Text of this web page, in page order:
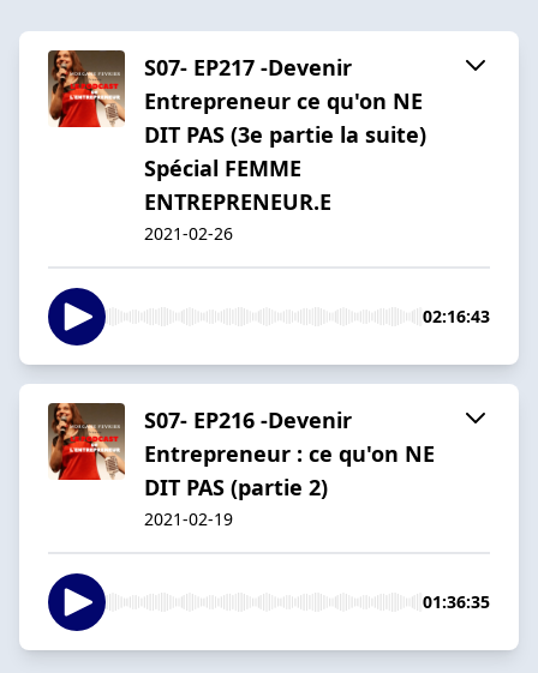
S07- EP217 -Devenir
Entrepreneur ce qu'on NE
DIT PAS (3e partie la suite)
Spécial FEMME
ENTREPRENEUR.E
2021-02-26
02:16:43
S07- EP216 -Devenir
Entrepreneur : ce qu'on NE
DIT PAS (partie 2)
2021-02-19
01:36:35